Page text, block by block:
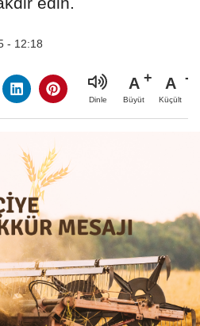
- 12:18
Dinle
A
Büyüt
A
Küçült